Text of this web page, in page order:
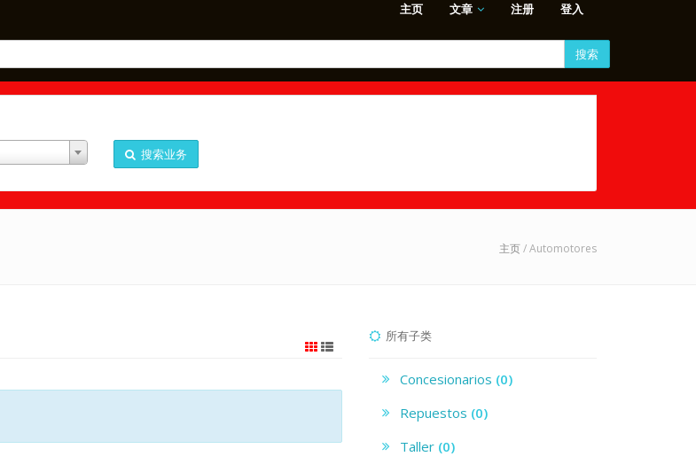
主页 文章 注册 登入
搜索
搜索业务
主页/ Automotores
所有子类
Concesionarios
(0)
Repuestos
(0)
Taller
(0)